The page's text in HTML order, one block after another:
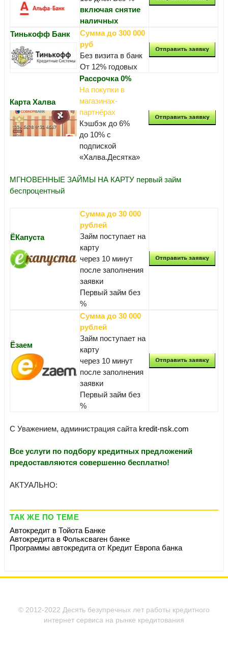
включая снятие
наличных
Тинькофф Банк
Сумма до 300 000
руб
Без визита в банк
От 12% годовых
Карта Халва
Рассрочка 0%
На покупки в
магазинах-
партнёрах
Кэшбэк до 6%
до 10% с
подпиской
«Халва.Десятка»
МГНОВЕННЫЕ ЗАЙМЫ НА КАРТУ первый займ
беспроцентный
ЁКапуста
Сумма до 30 000
рублей
Займ поступает на
карту
через 10 минут
после заполнения
заявки
Первый займ без
%
Ёзаем
Сумма до 30 000
рублей
Займ поступает на
карту
через 10 минут
после заполнения
заявки
Первый займ без
%
С Уважением, администрация сайта kredit-nsk.com
Все услуги по подбору кредитных предложений
предоставляются совершенно бесплатно!
АКТУАЛЬНО:
ТАК ЖЕ ПО ТЕМЕ
Автокредит в Тойота Банке
Автокредита в Фольксваген банке
Программы автокредита от Кредит Европа банка
© 2012-2022 Десять безупречных лет работы кредитного
интернет сервиса на рынке кредитования